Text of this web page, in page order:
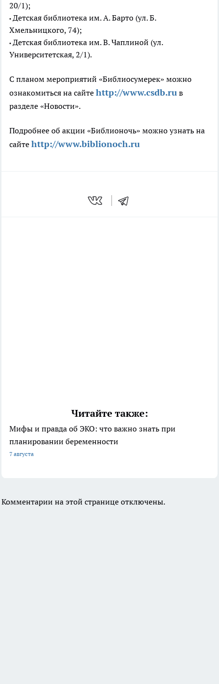
20/1);
• Детская библиотека им. А. Барто (ул. Б.
Хмельницкого, 74);
• Детская библиотека им. В. Чаплиной (ул.
Университетская, 2/1).
С планом мероприятий «Библиосумерек» можно
ознакомиться на сайте http://www.csdb.ru в
разделе «Новости».
Подробнее об акции «Библионочь» можно узнать на
сайте http://www.biblionoch.ru
Читайте также:
Мифы и правда об ЭКО: что важно знать при
планировании беременности
7 августа
Комментарии на этой странице отключены.